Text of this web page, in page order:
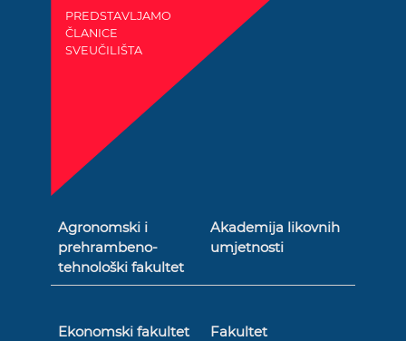
PREDSTAVLJAMO
ČLANICE
SVEUČILIŠTA
Agronomski i
prehrambeno-
tehnološki fakultet
Akademija likovnih
umjetnosti
Ekonomski fakultet
Fakultet